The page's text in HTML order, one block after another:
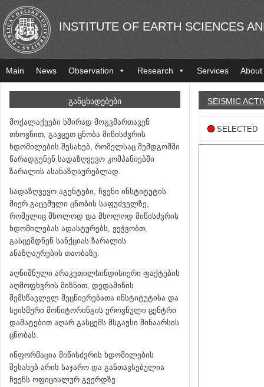
INSTITUTE OF EARTH SCIENCES
Main News Observation Research Services About
ᲒᲐᲜᲪᲮᲐᲓᲔᲑᲔᲑᲘ
მოქალაქეები ხშირად მოგვმართავენ
თხოვნით, გავცეთ ცნობა მიწისძვრის
ხდომილების შესახებ, რომელსაც შემდგომში
წარადგენენ სადაზღვევო კომპანიებში
ზარალის ასანაზღაურებლად.
სადაზღვევო აგენტები, ჩვენი ინსტიტუტის
მიერ გაცემული ცნობის საფუძველზე,
რომელიც მხოლოდ და მხოლოდ მიწისძვრის
ხდომილებას ადასტურებს, ვეჭვობთ,
გასცემდნენ სანქციას ზარალის
ანაზღაურების თაობაზე.
აღნიშნული არაკეთილსინდისიერი ფაქტების
აღმოფხვრის მიზნით, დედამიწის
შემსწავლელ მეცნიერებათა ინსტიტუტისა და
სეისმური მონიტორინგის ეროვნული ცენტრი
დამატებით აღარ გასცემს მსგავსი შინაარსის
ცნობას.
ინფორმაცია მიწისძვრის ხდომილების
შესახებ არის საჯარო და განთავსებულია
ჩვენს ოფიციალურ გვერდზე
SEISMIC
SELECTED